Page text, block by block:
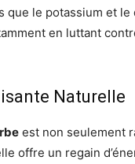
que le potassium et
en luttant
Naturelle
est non seulement
offre un regain